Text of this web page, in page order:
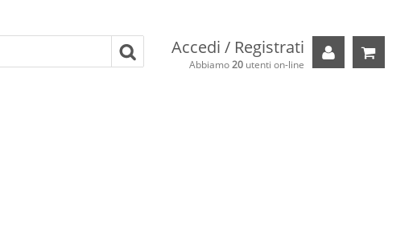
Accedi / Registrati
Abbiamo20utenti on-line
Il tuo